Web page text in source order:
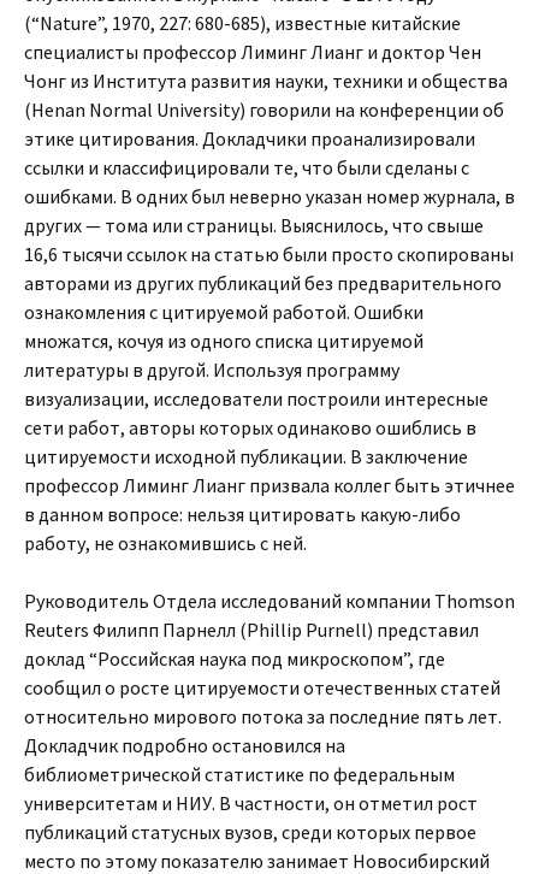
(“Nature”, 1970, 227: 680-685), известные китайские
специалисты профессор Лиминг Лианг и доктор Чен
Чонг из Института развития науки, техники и общества
(Henan Normal University) говорили на конференции об
этике цитирования. Докладчики проанализировали
ссылки и классифицировали те, что были сделаны с
ошибками. В одних был неверно указан номер журнала, в
других — тома или страницы. Выяснилось, что свыше
16,6 тысячи ссылок на статью были просто скопированы
авторами из других публикаций без предварительного
ознакомления с цитируемой работой. Ошибки
множатся, кочуя из одного списка цитируемой
литературы в другой. Используя программу
визуализации, исследователи построили интересные
сети работ, авторы которых одинаково ошиблись в
цитируемости исходной публикации. В заключение
профессор Лиминг Лианг призвала коллег быть этичнее
в данном вопросе: нельзя цитировать какую-либо
работу, не ознакомившись с ней.
Руководитель Отдела исследований компании Thomson
Reuters Филипп Парнелл (Phillip Purnell) представил
доклад “Российская наука под микроскопом”, где
сообщил о росте цитируемости отечественных статей
относительно мирового потока за последние пять лет.
Докладчик подробно остановился на
библиометрической статистике по федеральным
университетам и НИУ. В частности, он отметил рост
публикаций статусных вузов, среди которых первое
место по этому показателю занимает Новосибирский